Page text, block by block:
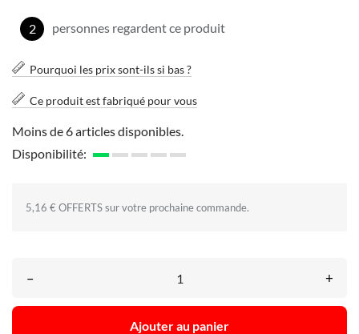
2 personnes regardent ce produit
Pourquoi les prix sont-ils si bas ?
Ce produit est fabriqué pour vous
Moins de 6 articles disponibles.
Disponibilité:
5,16 € OFFERTS sur votre prochaine commande.
– +
Ajouter au panier